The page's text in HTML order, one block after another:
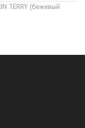
TERRY (бежевый